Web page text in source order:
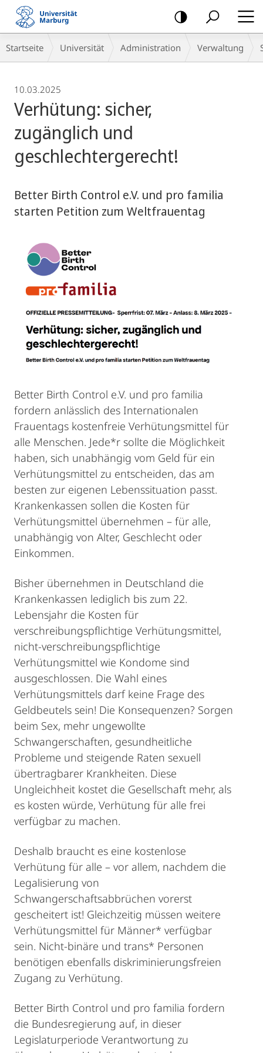
Mobile-
Navigation
Breadcrumb-
Navigation
Startseite Universität Administration Verwaltung
10.03.2025
Verhütung: sicher,
zugänglich und
geschlechtergerecht!
Better Birth Control e.V. und pro familia
starten Petition zum Weltfrauentag
Better Birth Control e.V. und pro familia
fordern anlässlich des Internationalen
Frauentags kostenfreie Verhütungsmittel für
alle Menschen. Jede*r sollte die Möglichkeit
haben, sich unabhängig vom Geld für ein
Verhütungsmittel zu entscheiden, das am
besten zur eigenen Lebenssituation passt.
Krankenkassen sollen die Kosten für
Verhütungsmittel übernehmen – für alle,
unabhängig von Alter, Geschlecht oder
Einkommen.
Bisher übernehmen in Deutschland die
Krankenkassen lediglich bis zum 22.
Lebensjahr die Kosten für
verschreibungspflichtige Verhütungsmittel,
nicht-verschreibungspflichtige
Verhütungsmittel wie Kondome sind
ausgeschlossen. Die Wahl eines
Verhütungsmittels darf keine Frage des
Geldbeutels sein! Die Konsequenzen? Sorgen
beim Sex, mehr ungewollte
Schwangerschaften, gesundheitliche
Probleme und steigende Raten sexuell
übertragbarer Krankheiten. Diese
Ungleichheit kostet die Gesellschaft mehr, als
es kosten würde, Verhütung für alle frei
verfügbar zu machen.
Deshalb braucht es eine kostenlose
Verhütung für alle – vor allem, nachdem die
Legalisierung von
Schwangerschaftsabbrüchen vorerst
gescheitert ist! Gleichzeitig müssen weitere
Verhütungsmittel für Männer* verfügbar
sein. Nicht-binäre und trans* Personen
benötigen ebenfalls diskriminierungsfreien
Zugang zu Verhütung.
Better Birth Control und pro familia fordern
die Bundesregierung auf, in dieser
Legislaturperiode Verantwortung zu